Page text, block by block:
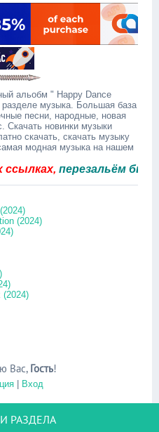
альобм " Happy Dance
музыка. Большая база
песни, народные, новая
Скачать новинки музыки
скачать, скачать музыку
модная музыка на нашем
перезальём быстро.
(2024)
(2024)
Вас, Гость!
| Вход
РАЗДЕЛА